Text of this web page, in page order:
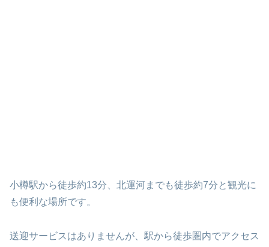
小樽駅から徒歩約13分、北運河までも徒歩約7分と観光に
も便利な場所です。
送迎サービスはありませんが、駅から徒歩圏内でアクセス